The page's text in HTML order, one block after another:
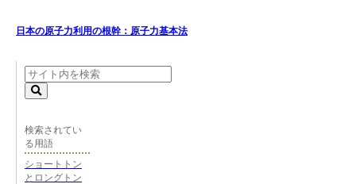
日本の原子力利用の根幹：原子力基本法
検索されてい
る用語
ショートトン
とロングトン